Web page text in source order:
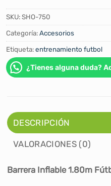
SKU:SHO-750
Categoría:Accesorios
Etiqueta:entrenamiento futbol
¿Tienes alguna duda?
DESCRIPCIÓN
VALORACIONES (0)
Barrera Inflable 1.80m